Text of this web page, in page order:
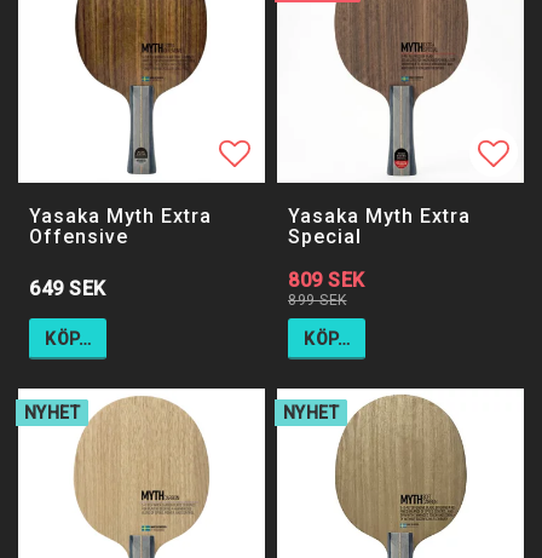
Lägg till i favoritlistan
Lägg till i favoritlistan
Yasaka Myth Extra
Offensive
649 SEK
KÖP…
Yasaka Myth Extra
Special
899 SEK
809 SEK
KÖP…
NYHET NYHET